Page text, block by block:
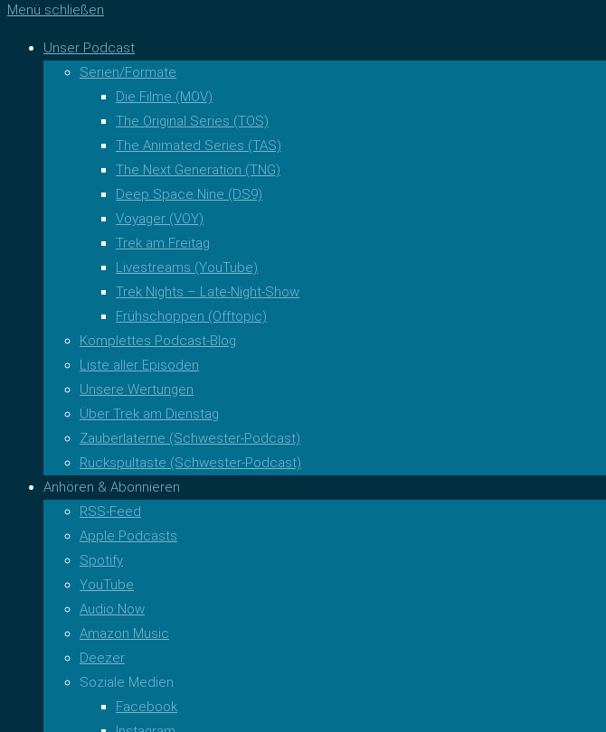
Menü schließen
Unser Podcast
Serien/Formate
Die Filme (MOV)
The Original Series (TOS)
The Animated Series (TAS)
The Next Generation (TNG)
Deep Space Nine (DS9)
Voyager (VOY)
Trek am Freitag
Livestreams (YouTube)
Trek Nights – Late-Night-Show
Frühschoppen (Offtopic)
Komplettes Podcast-Blog
Liste aller Episoden
Unsere Wertungen
Über Trek am Dienstag
Zauberlaterne (Schwester-Podcast)
Rückspultaste (Schwester-Podcast)
Anhören & Abonnieren
RSS-Feed
Apple Podcasts
Spotify
YouTube
Audio Now
Amazon Music
Deezer
Soziale Medien
Facebook